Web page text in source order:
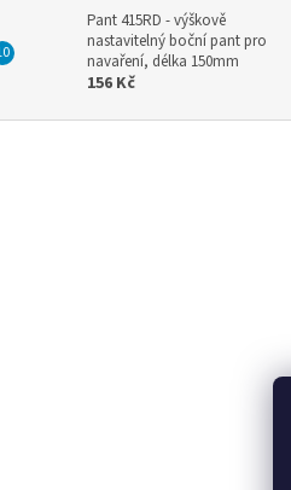
Pant 415RD - výškově
nastavitelný boční pant pro
navaření, délka 150mm
156 Kč